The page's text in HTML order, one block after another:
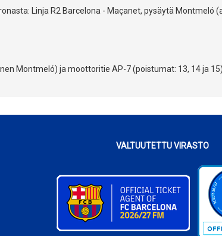
Linja R2 Barcelona - Maçanet, pysäytä
Montmeló) ja moottoritie AP-7 (poistumat: 13, 14 ja 15).
VALTUUTETTU VIRASTO